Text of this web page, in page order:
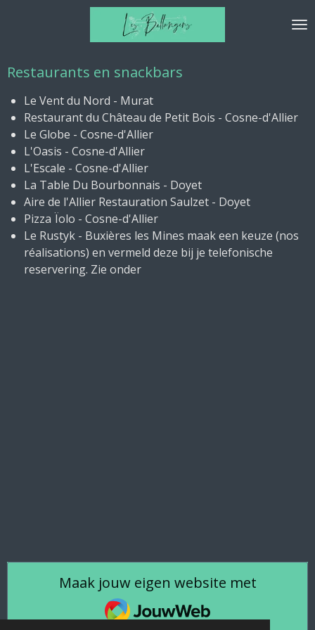
de
Restaurants en snackbars
Le Vent du Nord - Murat
Restaurant du Château de Petit Bois - Cosne-d'Allier
Le Globe - Cosne-d'Allier
L'Oasis - Cosne-d'Allier
L'Escale - Cosne-d'Allier
La Table Du Bourbonnais - Doyet
Aire de l'Allier Restauration Saulzet - Doyet
Pizza Ïolo - Cosne-d'Allier
Le Rustyk - Buxières les Mines maak een keuze (nos
réalisations) en vermeld deze bij je telefonische
reservering. Zie onder
Maak jouw eigen website met
JouwWeb